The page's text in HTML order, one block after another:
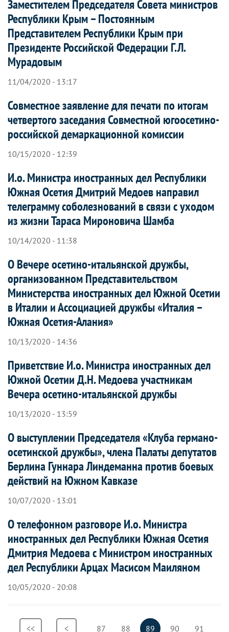
Заместителем Председателя Совета министров
Республики Крым – Постоянным
Представителем Республики Крым при
Президенте Российской Федерации Г.Л.
Мурадовым
11/04/2020 - 13:17
Совместное заявление для печати по итогам
четвертого заседания Совместной югоосетино-
российской демаркационной комиссии
10/15/2020 - 12:39
И.о. Министра иностранных дел Республики
Южная Осетия Дмитрий Медоев направил
телеграмму соболезнований в связи с уходом
из жизни Тараса Мироновича Шамба
10/14/2020 - 11:38
О Вечере осетино-итальянской дружбы,
организованном Представительством
Министерства иностранных дел Южной Осетии
в Италии и Ассоциацией дружбы «Италия –
Южная Осетия-Алания»
10/13/2020 - 14:36
Приветствие И.о. Министра иностранных дел
Южной Осетии Д.Н. Медоева участникам
Вечера осетино-итальянской дружбы
10/13/2020 - 13:59
О выступлении Председателя «Клуба германо-
осетинской дружбы», члена Палаты депутатов
Берлина Гуннара Линдеманна против боевых
действий на Южном Кавказе
10/07/2020 - 13:01
О телефонном разговоре И.о. Министра
иностранных дел Республики Южная Осетия
Дмитрия Медоева с Министром иностранных
дел Республики Арцах Масисом Маиляном
10/05/2020 - 20:08
Нумерация
Первая
<< Предыдущая
< Страница
87 Страница
88 Текущая
89 Страница
90 Страница
91